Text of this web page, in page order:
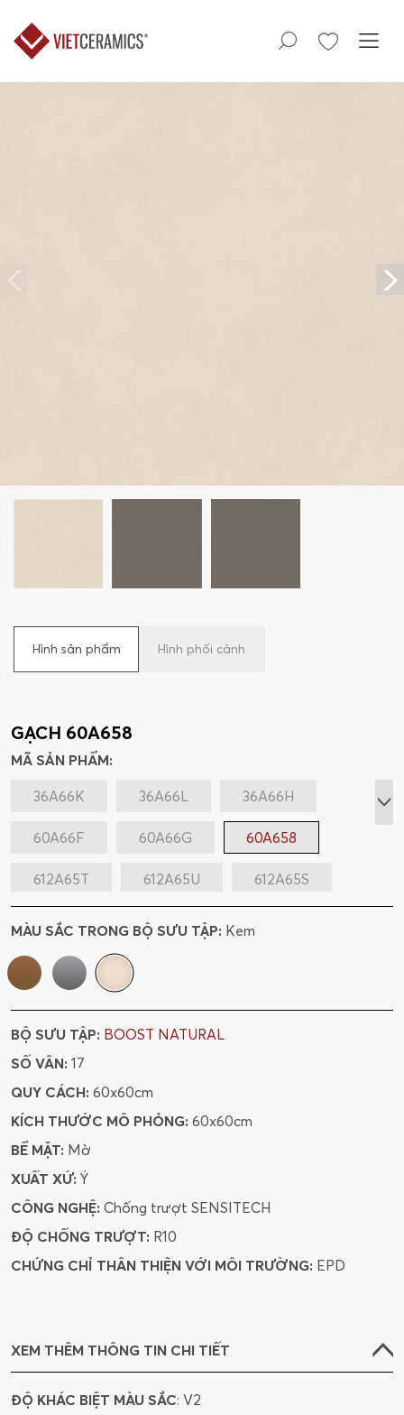
Hình sản phẩm Hình phối cảnh
GẠCH 60A658
MÃ SẢN PHẨM:
36A66K
36A66L 36A66H
60A66F 60A66G 60A658
612A65T 612A65U 612A65S
120A65N 120278A67B
MÀU SẮC TRONG BỘ SƯU TẬP: Kem
BỘ SƯU TẬP: BOOST NATURAL
SỐ VÂN: 17
QUY CÁCH: 60x60cm
KÍCH THƯỚC MÔ PHỎNG: 60x60cm
BỀ MẶT: Mờ
XUẤT XỨ: Ý
CÔNG NGHỆ: Chống trượt SENSITECH
ĐỘ CHỐNG TRƯỢT: R10
CHỨNG CHỈ THÂN THIỆN VỚI MÔI TRƯỜNG: EPD
XEM THÊM THÔNG TIN CHI TIẾT
ĐỘ KHÁC BIỆT MÀU SẮC: V2